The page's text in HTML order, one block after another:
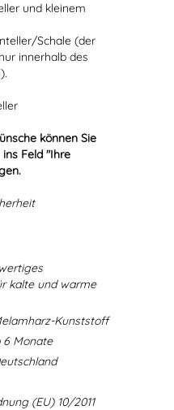
und kleinem
Schale (der
innerhalb des
können Sie
Feld "Ihre
kalte und warme
Kunststoff
Monate
(EU) 10/2011